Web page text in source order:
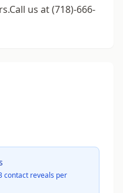
us at (718)-666-
contact reveals per